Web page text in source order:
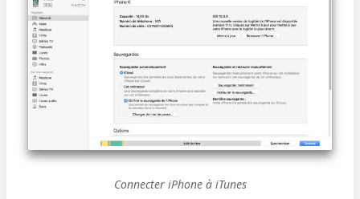
Connecter iPhone à iTunes